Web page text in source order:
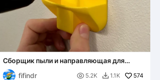
Сборщик пыли и направляющая для
дрели
fifindr
 5.2K  1.1K 574